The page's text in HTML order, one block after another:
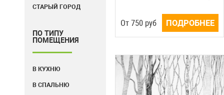
СТАРЫЙ ГОРОД
ПО ТИПУ
ПОМЕЩЕНИЯ
В КУХНЮ
В СПАЛЬНЮ
Oт750руб ПОДРОБНЕЕ